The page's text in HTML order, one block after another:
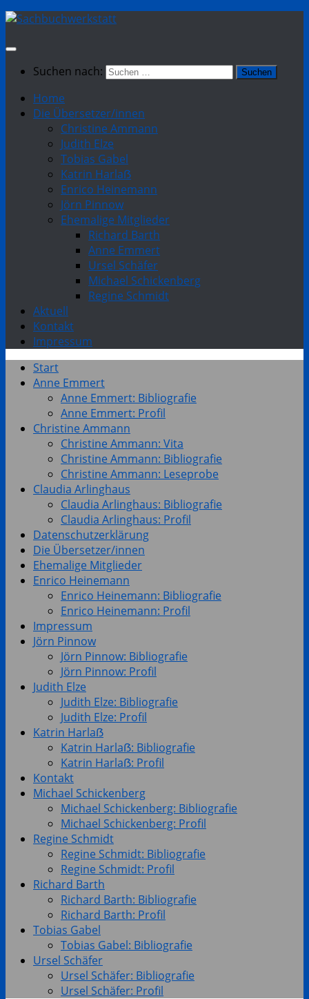
Suchen nach:
Home
Die Übersetzer/innen
Christine Ammann
Judith Elze
Tobias Gabel
Katrin Harlaẞ
Enrico Heinemann
Jörn Pinnow
Ehemalige Mitglieder
Richard Barth
Anne Emmert
Ursel Schäfer
Michael Schickenberg
Regine Schmidt
Aktuell
Kontakt
Impressum
Start
Anne Emmert
Anne Emmert: Bibliografie
Anne Emmert: Profil
Christine Ammann
Christine Ammann: Vita
Christine Ammann: Bibliografie
Christine Ammann: Leseprobe
Claudia Arlinghaus
Claudia Arlinghaus: Bibliografie
Claudia Arlinghaus: Profil
Datenschutzerklärung
Die Übersetzer/innen
Ehemalige Mitglieder
Enrico Heinemann
Enrico Heinemann: Bibliografie
Enrico Heinemann: Profil
Impressum
Jörn Pinnow
Jörn Pinnow: Bibliografie
Jörn Pinnow: Profil
Judith Elze
Judith Elze: Bibliografie
Judith Elze: Profil
Katrin Harlaẞ
Katrin Harlaẞ: Bibliografie
Katrin Harlaẞ: Profil
Kontakt
Michael Schickenberg
Michael Schickenberg: Bibliografie
Michael Schickenberg: Profil
Regine Schmidt
Regine Schmidt: Bibliografie
Regine Schmidt: Profil
Richard Barth
Richard Barth: Bibliografie
Richard Barth: Profil
Tobias Gabel
Tobias Gabel: Bibliografie
Ursel Schäfer
Ursel Schäfer: Bibliografie
Ursel Schäfer: Profil